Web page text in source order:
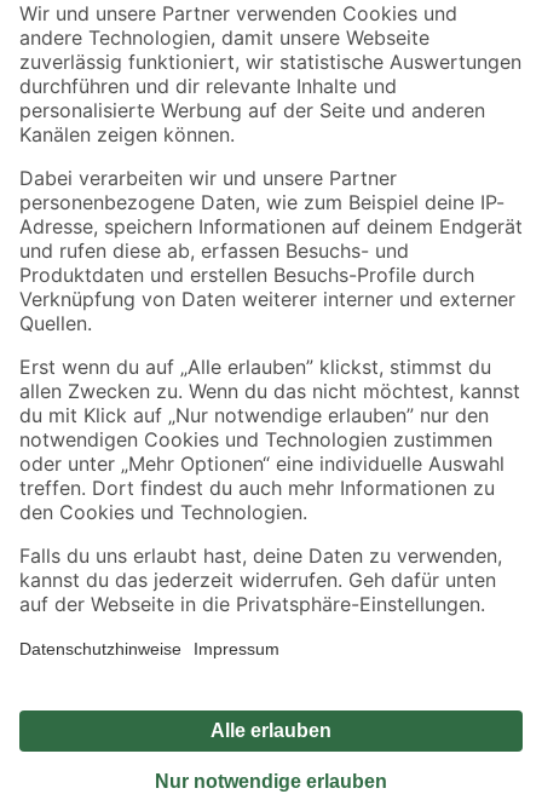
Der toom Newsletter: Keine Angebote und Aktionen mehr verpassen!
Zur Newsletter Anmeldung
Folge uns
Zahlungsarten Versandarten
Sicher einkaufen
Jetzt die toom-App herunterladen
Alle Preisangaben in EUR inkl. gesetzl. MwSt.. Die dargestellten Angebote sind unter
Umständen nicht in allen Märkten verfügbar. Die angegebenen Verfügbarkeiten beziehen
Produkte nur solange der Vorrat reicht.
*Paketversand ab 59 € versandkostenfrei, gilt nicht für Artikel mit Speditionsversand, hier
Privatsphäre Impressum
Nutzungsbedingungen
Widerrufsrecht
Vertrag widerrufen